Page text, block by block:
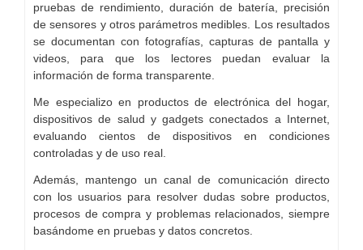
pruebas de rendimiento, duración de batería, precisión
de sensores y otros parámetros medibles. Los resultados
se documentan con fotografías, capturas de pantalla y
videos, para que los lectores puedan evaluar la
información de forma transparente.
Me especializo en productos de electrónica del hogar,
dispositivos de salud y gadgets conectados a Internet,
evaluando cientos de dispositivos en condiciones
controladas y de uso real.
Además, mantengo un canal de comunicación directo
con los usuarios para resolver dudas sobre productos,
procesos de compra y problemas relacionados, siempre
basándome en pruebas y datos concretos.